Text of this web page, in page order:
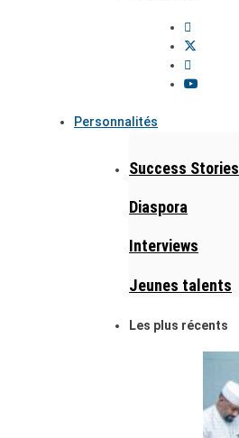
Personnalités
Success Stories
Diaspora
Interviews
Jeunes talents
Les plus récents